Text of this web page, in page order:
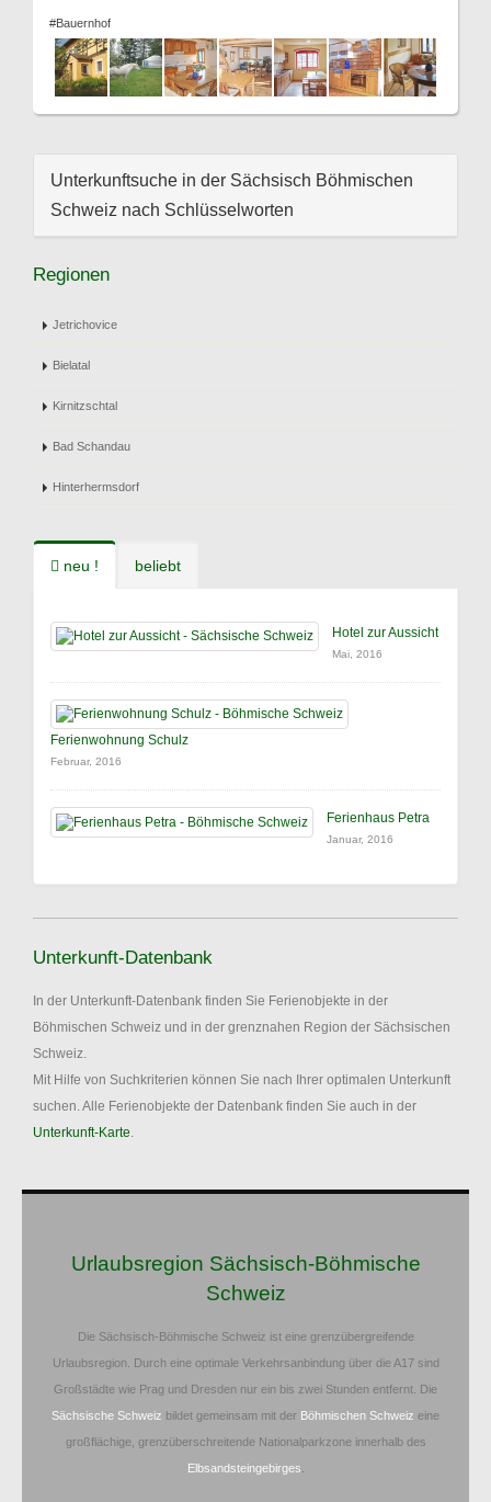
#Bauernhof
Unterkunftsuche in der Sächsisch Böhmischen
Schweiz nach Schlüsselworten
Regionen
Jetrichovice
Bielatal
Kirnitzschtal
Bad Schandau
Hinterhermsdorf
neu ! beliebt
Hotel zur Aussicht
Mai, 2016
Ferienwohnung Schulz
Februar, 2016
Ferienhaus Petra
Januar, 2016
Unterkunft-Datenbank
In der Unterkunft-Datenbank finden Sie Ferienobjekte in der
Böhmischen Schweiz und in der grenznahen Region der Sächsischen
Schweiz.
Mit Hilfe von Suchkriterien können Sie nach Ihrer optimalen Unterkunft
suchen. Alle Ferienobjekte der Datenbank finden Sie auch in der
Unterkunft-Karte.
Urlaubsregion Sächsisch-Böhmische
Schweiz
Die Sächsisch-Böhmische Schweiz ist eine grenzübergreifende
Urlaubsregion. Durch eine optimale Verkehrsanbindung über die A17 sind
Großstädte wie Prag und Dresden nur ein bis zwei Stunden entfernt. Die
Sächsische Schweiz bildet gemeinsam mit der Böhmischen Schweiz eine
großflächige, grenzüberschreitende Nationalparkzone innerhalb des
Elbsandsteingebirges